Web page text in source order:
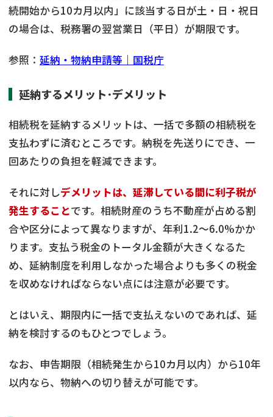
続開始から10カ月以内」に該当する日が土・日・祝日
の場合は、税務署の翌営業日（平日）が期限です。
参照： 延納・物納申請等｜国税庁
延納するメリット･デメリット
相続税を延納するメリットは、一括で多額の相続税を
支払わずに済むところです。納税を先送りにでき、一
回あたりの負担を軽減できます。
それに対しデメリットは、延滞している間に利子税が
発生することです。相続財産のうち不動産が占める割
合や区分によって異なりますが、年利1.2〜6.0%かか
ります。支払う税金のトータル金額が大きくなるた
め、延納制度を利用しなかった場合よりも多くの税金
を収めなければならない点には注意が必要です。
とはいえ、期限内に一括で支払えないのであれば、延
納を検討するのもひとつでしょう。
なお、申告期限（相続発生から10カ月以内）から10年
以内なら、物納への切り替えが可能です。